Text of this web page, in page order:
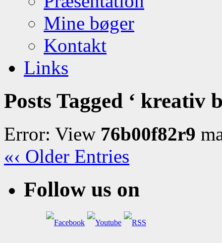
Mine bøger
Kontakt
Links
Posts Tagged ‘ kreativ
Error: View 76b00f82r9
«‹ Older Entries
Follow us on